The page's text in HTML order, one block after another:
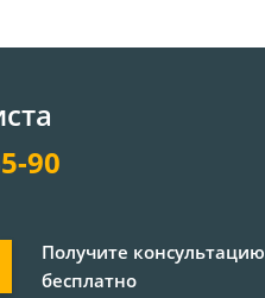
90
Получите консультацию
бесплатно